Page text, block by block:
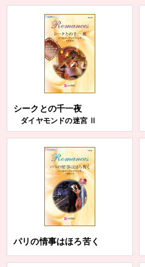
シークとの千一夜
ダイヤモンドの迷宮 Ⅱ
パリの情事はほろ苦く